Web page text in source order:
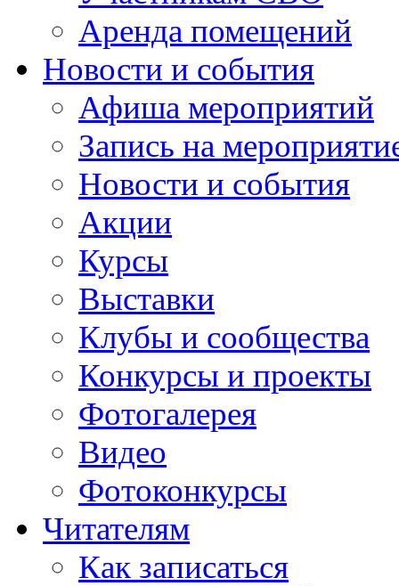
Аренда помещений
Новости и события
Афиша мероприятий
Запись на
Новости и события
Акции
Курсы
Выставки
Клубы и сообщества
Конкурсы и проекты
Фотогалерея
Видео
Фотоконкурсы
Читателям
Как записаться